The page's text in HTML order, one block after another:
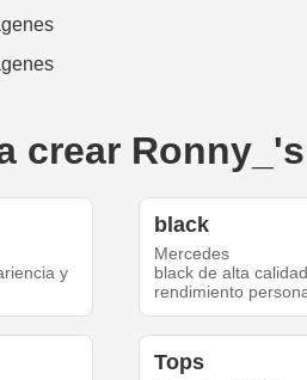
crear
y
black
Mercedes
black de alta
rendimiento
Tops